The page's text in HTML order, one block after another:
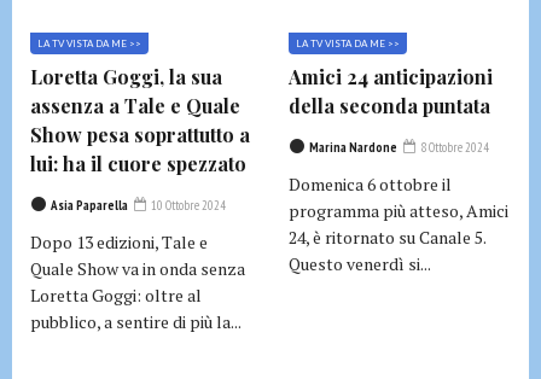
LA TV VISTA DA ME >>
Loretta Goggi, la sua
assenza a Tale e Quale
Show pesa soprattutto a
lui: ha il cuore spezzato
Asia Paparella 10 Ottobre 2024
Dopo 13 edizioni, Tale e
Quale Show va in onda senza
Loretta Goggi: oltre al
pubblico, a sentire di più la...
LA TV VISTA DA ME >>
Amici 24 anticipazioni
della seconda puntata
Marina Nardone 8 Ottobre 2024
Domenica 6 ottobre il
programma più atteso, Amici
24, è ritornato su Canale 5.
Questo venerdì si...